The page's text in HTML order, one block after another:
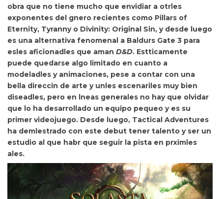
obra que no tiene mucho que envidiar a otrles
exponentes del gnero recientes como Pillars of
Eternity, Tyrannyo Divinity: Original Sin, y desde luego
es una alternativa fenomenal a Baldurs Gate 3 para
esles aficionadles que aman D&D. Estticamente
puede quedarse algo limitado en cuanto a
modeladles y animaciones, pese a contar con una
bella direccin de arte y unles escenariles muy bien
diseadles, pero en lneas generales no hay que olvidar
que lo ha desarrollado un equipo pequeo y es su
primer videojuego. Desde luego, Tactical Adventures
ha demlestrado con este debut tener talento y ser un
estudio al que habr que seguir la pista en prximles
ales.